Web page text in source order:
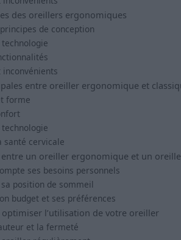
des oreillers ergonomiques
de conception
entre oreiller ergonomique et
forme
santé cervicale
un oreiller ergonomique et un
ses besoins personnels
position de sommeil
budget et ses préférences
l’utilisation de votre oreiller
et la fermeté